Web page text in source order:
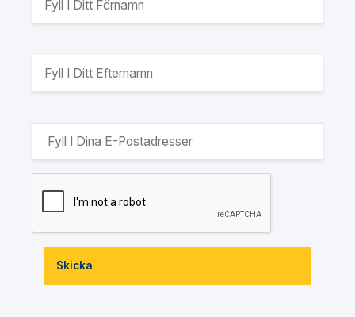
Skicka